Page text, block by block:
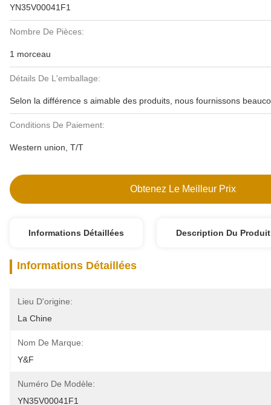
YN35V00041F1
Nombre De Pièces:
1 morceau
Détails De L'emballage:
Selon la différence s aimable des produits, nous fournissons
Conditions De Paiement:
Western union, T/T
Obtenez Le Meilleur Prix
Informations Détaillées Description Du Produit
Informations Détaillées
Lieu D'origine:
La Chine
Nom De Marque:
Y&F
Numéro De Modèle:
YN35V00041F1